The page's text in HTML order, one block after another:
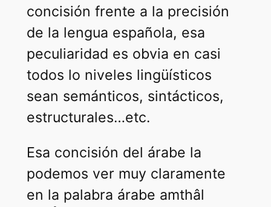
concisión frente a la precisión
de la lengua española, esa
peculiaridad es obvia en casi
todos lo niveles lingüísticos
sean semánticos, sintácticos,
estructurales…etc.
Esa concisión del árabe la
podemos ver muy claramente
en la palabra árabe amthâl